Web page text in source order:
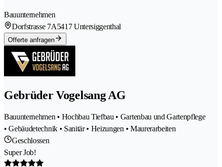
Bauunternehmen
Dorfstrasse 7A5417 Untersiggenthal
Offerte anfragen
Gebrüder Vogelsang AG
Bauunternehmen • Hochbau Tiefbau • Gartenbau und Gartenpflege
• Gebäudetechnik • Sanitär • Heizungen • Maurerarbeiten
Geschlossen
Super Job!